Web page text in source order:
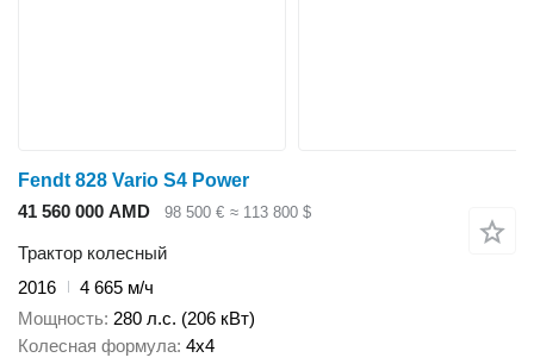
Fendt 828 Vario S4 Power
41 560 000 AMD
98 500 € ≈ 113 800 $
Трактор колесный
2016
4 665 м/ч
Мощность 280 л.с. (206 кВт)
Колесная формула 4x4